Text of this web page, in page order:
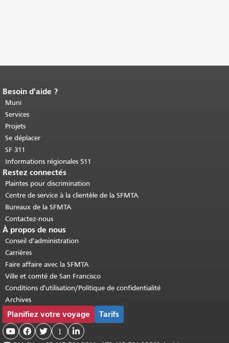
Fin du contenu de la page.
cette page se répète sur chaque page.
Retour au haut du contenu principal
Besoin d'aide ?
Muni
Services
Projets
Se déplacer
SF 311
Informations régionales 511
Restez connectés
Plaintes pour discrimination
Centre de service à la clientèle de la SFMTA
Bureaux de la SFMTA
Contactez-nous
À propos de nous
Conseil d'administration
Carrières
Faire affaire avec la SFMTA
Ville et comté de San Francisco
Conditions d'utilisation/Politique de confidentialité
Archives
Planifiez votre voyage Tarifs
   1 